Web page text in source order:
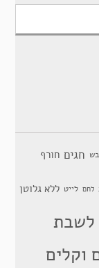
חגים חורף
לחם לייט ללא גלוטן
לשבת
וקלים